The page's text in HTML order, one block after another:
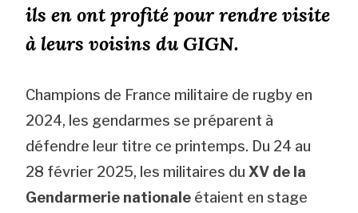
ils en ont profité pour rendre visite
à leurs voisins du GIGN.
Champions de France militaire de rugby en
2024, les gendarmes se préparent à
défendre leur titre ce printemps. Du 24 au
28 février 2025, les militaires duXV de la
Gendarmerie nationale étaient en stage